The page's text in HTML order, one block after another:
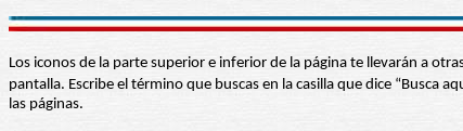
Los iconos de la parte superior e inferior de la página te llevarán a
pantalla. Escribe el término que buscas en la casilla que dice
las páginas.